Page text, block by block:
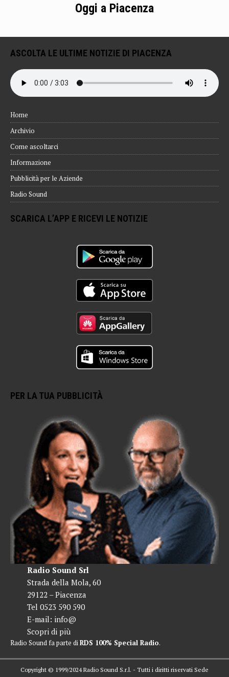
Oggi a Piacenza
ASCOLTA LE ULTIME NOTIZIE DI PIACENZA
Home
Archivio
Come ascoltarci
Informazione
Pubblicità per le Aziende
Radio Sound
SCARICA L’APP E RICEVI LE NOTIZIE
PER LA TUA PUBBLICITÀ
Radio Sound Srl
Strada della Mola, 60
29122 – Piacenza
Tel 0523 590 590
E-mail: info@
Scopri di più
Radio Sound fa parte diRDS 100% Special Radio.
Copyright © 1999/2024 Radio Sound S.r.l. - Tutti i diritti riservati Sede